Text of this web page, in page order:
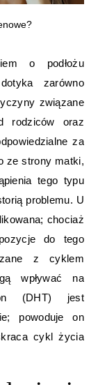
o podłożu
zarówno
związane
rodziców oraz
za
ze strony matki,
tego typu
problemu. U
chociaż
do tego
z cyklem
wpływać na
(DHT) jest
powoduje on
cykl życia